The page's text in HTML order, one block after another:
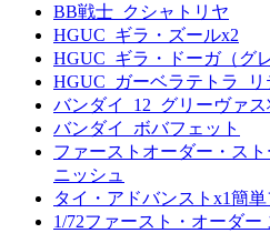
BB戦士_クシャトリヤ
HGUC_ギラ・ズールx2
HGUC_ギラ・ドーガ（グレ
HGUC_ガーベラテトラ_リ
バンダイ_12_グリーヴァ
バンダイ_ボバフェット
ファーストオーダー・ス
ニッシュ
タイ・アドバンストx1簡単
1/72ファースト・オーダ